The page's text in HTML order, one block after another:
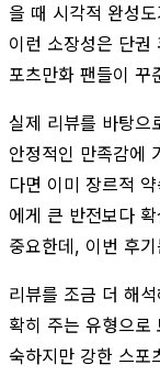
을 때 시각적 완성
이런 소장성은 단권
포츠만화 팬들이 꾸
실제 리뷰를 바탕으
안정적인 만족감에
다면 이미 장르적
에게 큰 반전보다
중요한데, 이번 후
리뷰를 조금 더 해
확히 주는 유형으로
숙하지만 강한 스포